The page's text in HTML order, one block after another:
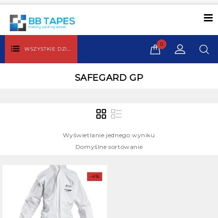
WSZYSTKIE DZIAŁY
0
SAFEGARD GP
Wyświetlanie jednego wyniku
Domyślne sortowanie
-4%